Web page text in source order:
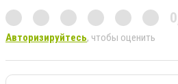
Авторизируйтесь, чтобы оценить